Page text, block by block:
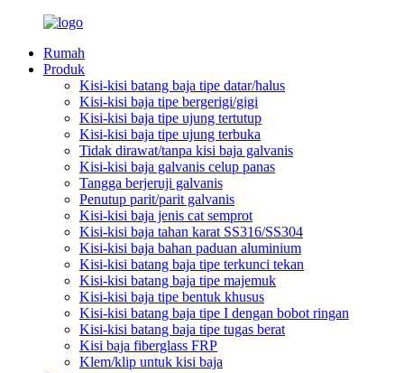
Rumah
Produk
Kisi-kisi batang baja tipe datar/halus
Kisi-kisi baja tipe bergerigi/gigi
Kisi-kisi baja tipe ujung tertutup
Kisi-kisi baja tipe ujung terbuka
Tidak dirawat/tanpa kisi baja galvanis
Kisi-kisi baja galvanis celup panas
Tangga berjeruji galvanis
Penutup parit/parit galvanis
Kisi-kisi baja jenis cat semprot
Kisi-kisi baja tahan karat SS316/SS304
Kisi-kisi baja bahan paduan aluminium
Kisi-kisi batang baja tipe terkunci tekan
Kisi-kisi batang baja tipe majemuk
Kisi-kisi baja tipe bentuk khusus
Kisi-kisi batang baja tipe I dengan bobot ringan
Kisi-kisi batang baja tipe tugas berat
Kisi baja fiberglass FRP
Klem/klip untuk kisi baja